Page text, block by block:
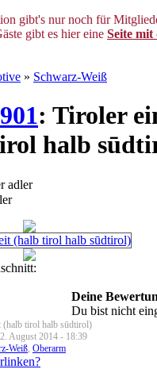
gibt's nur noch für
gibt es hier eine Seite mit
» Schwarz-Weiß
: Tiroler
halb
adler
Deine
Du bist nicht
(halb tirol halb sūdtirol)
August 2014 - 18:39
Weiß, Oberarm